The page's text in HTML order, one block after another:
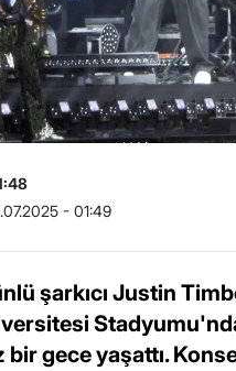
- 01:49
şarkıcı Justin
gece yaşattı.